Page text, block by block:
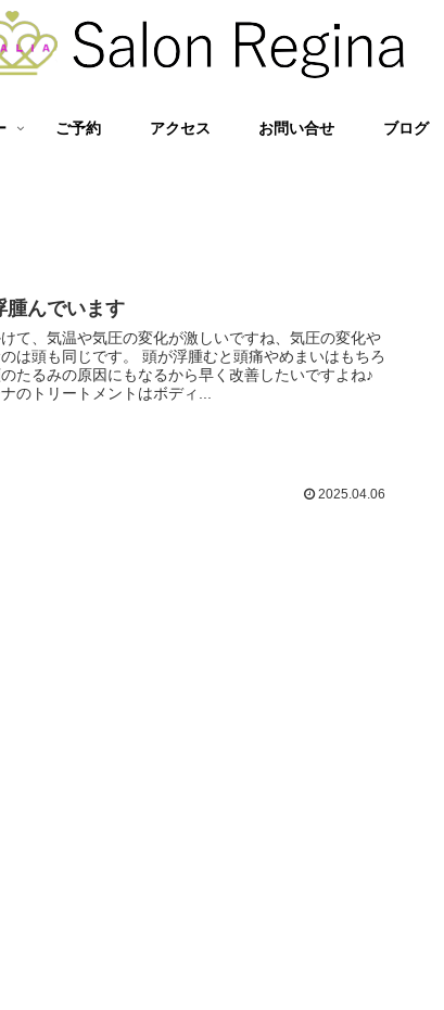
ご予約 アクセス お問い合せ ブログ
腫んでいます
て、気温や気圧の変化が激しいですね、気圧の変化や
は頭も同じです。 頭が浮腫むと頭痛やめまいはもちろ
たるみの原因にもなるから早く改善したいですよね♪
のトリートメントはボディ...
2025.04.06